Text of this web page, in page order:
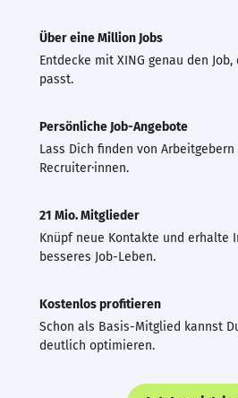
Über eine Million Jobs
Entdecke mit XING genau den
passt.
Persönliche Job-Angebote
Lass Dich finden von
Recruiter·innen.
21 Mio. Mitglieder
Knüpf neue Kontakte und erhalte
besseres Job-Leben.
Kostenlos profitieren
Schon als Basis-Mitglied kannst
deutlich optimieren.